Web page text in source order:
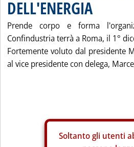
DELL'ENERGIA
Prende corpo e forma
Confindustria terrà a Roma, il 1°
Fortemente voluto dal presidente
al vice presidente con delega,
Soltanto gli utenti